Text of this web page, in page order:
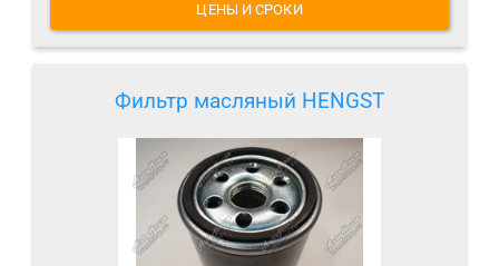
ЦЕНЫ И СРОКИ
Фильтр масляный HENGST